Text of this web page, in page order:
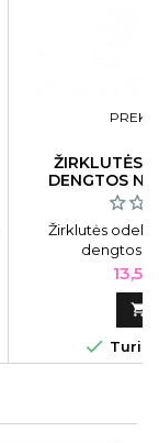
ŽIRKLUTĖS
DENGTOS
Žirklutės
dengtos
Kaina

